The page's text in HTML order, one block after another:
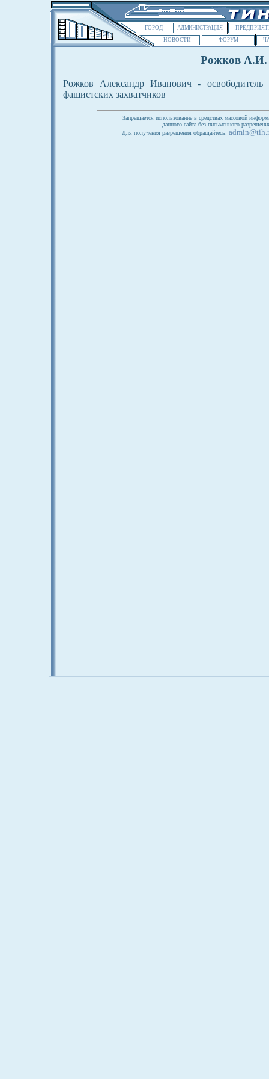
ГОРОД АДМИНИСТРАЦИЯ
НОВОСТИ
ФОРУМ
Рожков А.И.
Рожков Александр Иванович - освободитель
фашистских захватчиков
Запрещается использование в средствах массовой
данного сайта без письменного
Для получения разрешения обращайтесь: